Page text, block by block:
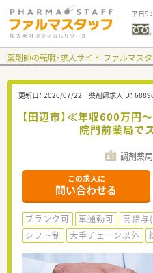
平日9
薬剤師の転職・求人サイト ファルマス
更新日： 2026/07/22 薬剤師求人ID：
【田辺市】≪年収600万円
院門前薬局で
調剤薬局
この求人に
問い合わせる
ブランク可 車通勤可 高給与
シフト制
大手チェーン以外